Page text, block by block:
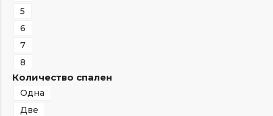
5
6
7
8
Количество спален
Одна
Две